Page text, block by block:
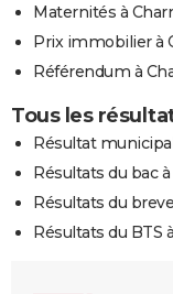
Maternités à
Prix immobilier à
Référendum à
Tous les
Résultat
Résultats du bac
Résultats du
Résultats du BTS